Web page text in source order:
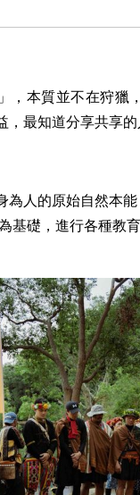
，本質並不在狩
最知道分享共享的
為人的原始自然本
基礎，進行各種教育